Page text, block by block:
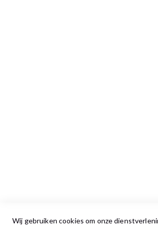
Wij gebruiken cookies om onze